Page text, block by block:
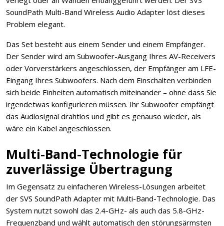
SoundPath Multi-Band Wireless Audio Adapter löst dieses
Problem elegant.
Das Set besteht aus einem Sender und einem Empfänger.
Der Sender wird am Subwoofer-Ausgang Ihres AV-Receivers
oder Vorverstärkers angeschlossen, der Empfänger am LFE-
Eingang Ihres Subwoofers. Nach dem Einschalten verbinden
sich beide Einheiten automatisch miteinander – ohne dass Sie
irgendetwas konfigurieren müssen. Ihr Subwoofer empfängt
das Audiosignal drahtlos und gibt es genauso wieder, als
wäre ein Kabel angeschlossen.
Multi-Band-Technologie für
zuverlässige Übertragung
Im Gegensatz zu einfacheren Wireless-Lösungen arbeitet
der SVS SoundPath Adapter mit Multi-Band-Technologie. Das
System nutzt sowohl das 2.4-GHz- als auch das 5.8-GHz-
Frequenzband und wählt automatisch den störungsärmsten